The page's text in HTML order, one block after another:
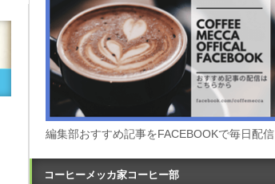
編集部おすすめ記事をFACEBOOKで毎日配信
コーヒーメッカ家コーヒー部